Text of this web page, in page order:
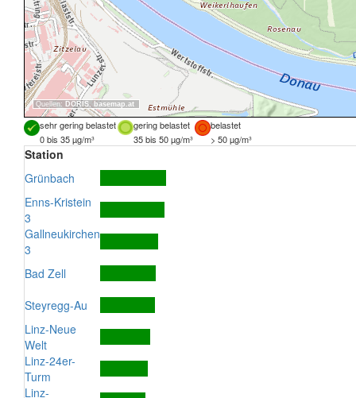
Quellen: DORIS, basemap.at
sehr gering belastet gering belastet
belastet
0 bis 35 µg/m³
35 bis 50 µg/m³ > 50 µg/m³
Station
Grünbach
Enns-Kristein
3
Gallneukirchen
3
Bad Zell
Steyregg-Au
Linz-Neue
Welt
Linz-24er-
Turm
Linz-